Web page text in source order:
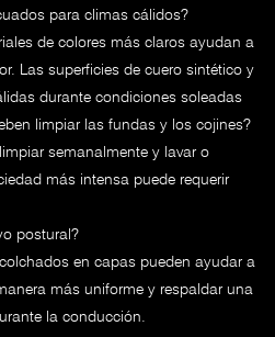
para climas cálidos?
de colores más claros ayudan a
Las superficies de cuero sintético y
durante condiciones soleadas
limpiar las fundas y los cojines?
semanalmente y lavar o
más intensa puede requerir
postural?
en capas pueden ayudar a
más uniforme y respaldar una
la conducción.